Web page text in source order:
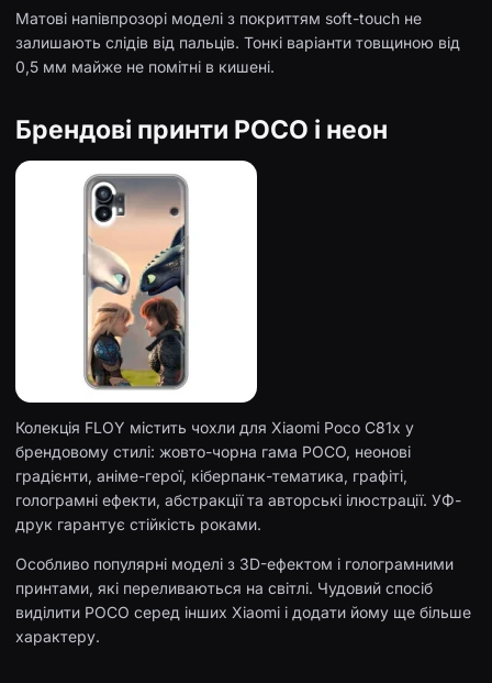
Матові напівпрозорі моделі з покриттям soft-touch не
залишають слідів від пальців. Тонкі варіанти товщиною від
0,5 мм майже не помітні в кишені.
Брендові принти POCO і неон
Колекція FLOY містить чохли для Xiaomi Poco C81x у
брендовому стилі: жовто-чорна гама POCO, неонові
градієнти, аніме-герої, кіберпанк-тематика, графіті,
голограмні ефекти, абстракції та авторські ілюстрації. УФ-
друк гарантує стійкість роками.
Особливо популярні моделі з 3D-ефектом і голограмними
принтами, які переливаються на світлі. Чудовий спосіб
виділити POCO серед інших Xiaomi і додати йому ще більше
характеру.